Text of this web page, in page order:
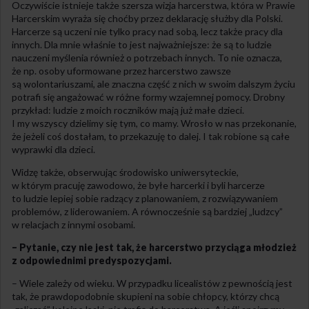
Oczywiście istnieje także szersza wizja harcerstwa, która w Prawie
Harcerskim wyraża się choćby przez deklarację służby dla Polski.
Harcerze są uczeni nie tylko pracy nad sobą, lecz także pracy dla
innych. Dla mnie właśnie to jest najważniejsze: że są to ludzie
nauczeni myślenia również o potrzebach innych. To nie oznacza,
że np. osoby uformowane przez harcerstwo zawsze
są wolontariuszami, ale znaczna część z nich w swoim dalszym życiu
potrafi się angażować w różne formy wzajemnej pomocy. Drobny
przykład: ludzie z moich roczników mają już małe dzieci.
I my wszyscy dzielimy się tym, co mamy. Wrosło w nas przekonanie,
że jeżeli coś dostałam, to przekazuję to dalej. I tak robione są całe
wyprawki dla dzieci.
Widzę także, obserwując środowisko uniwersyteckie,
w którym pracuję zawodowo, że byłe harcerki i byli harcerze
to ludzie lepiej sobie radzący z planowaniem, z rozwiązywaniem
problemów, z liderowaniem. A równocześnie są bardziej „ludzcy”
w relacjach z innymi osobami.
– Pytanie, czy nie jest tak, że harcerstwo przyciąga młodzież
z odpowiednimi predyspozycjami.
– Wiele zależy od wieku. W przypadku licealistów z pewnością jest
tak, że prawdopodobnie skupieni na sobie chłopcy, którzy chcą